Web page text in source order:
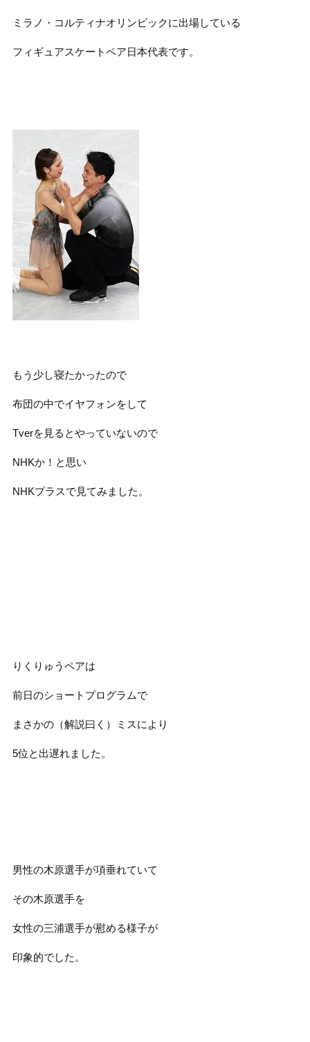
ミラノ・コルティナオリンピックに出場している
フィギュアスケートペア日本代表です。
もう少し寝たかったので
布団の中でイヤフォンをして
Tverを見るとやっていないので
NHKか！と思い
NHKプラスで見てみました。
りくりゅうペアは
前日のショートプログラムで
まさかの（解説曰く）ミスにより
5位と出遅れました。
男性の木原選手が項垂れていて
その木原選手を
女性の三浦選手が慰める様子が
印象的でした。